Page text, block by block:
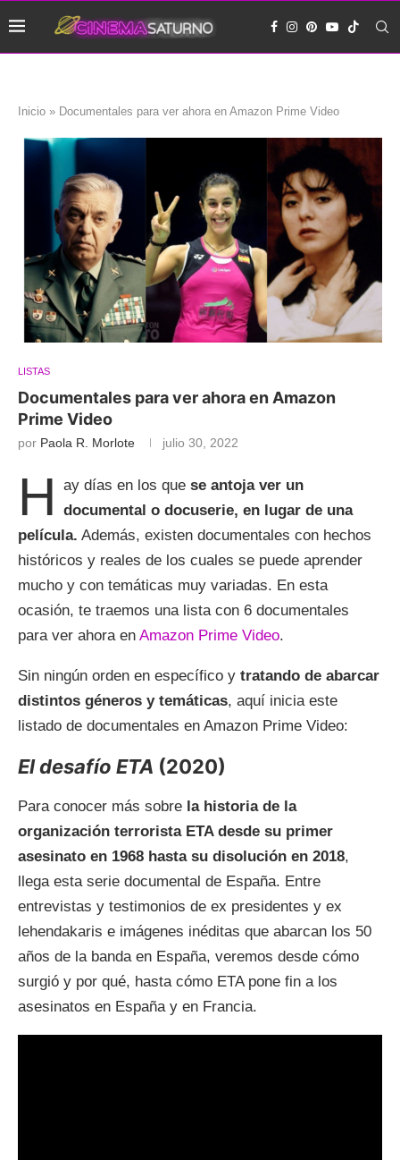
Inicio » Documentales para ver ahora en Amazon Prime Video
LISTAS
Documentales para ver ahora en Amazon
Prime Video
por Paola R. Morlote julio 30, 2022
H ay días en los que se antoja ver un
documental o docuserie, en lugar de una
película. Además, existen documentales con hechos
históricos y reales de los cuales se puede aprender
mucho y con temáticas muy variadas. En esta
ocasión, te traemos una lista con 6 documentales
para ver ahora en Amazon Prime Video.
Sin ningún orden en específico y tratando de abarcar
distintos géneros y temáticas, aquí inicia este
listado de documentales en Amazon Prime Video:
El desafío ETA (2020)
Para conocer más sobre la historia de la
organización terrorista ETA desde su primer
asesinato en 1968 hasta su disolución en 2018,
llega esta serie documental de España. Entre
entrevistas y testimonios de ex presidentes y ex
lehendakaris e imágenes inéditas que abarcan los 50
años de la banda en España, veremos desde cómo
surgió y por qué, hasta cómo ETA pone fin a los
asesinatos en España y en Francia.